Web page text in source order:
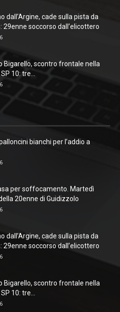
dall’Argine, cade sulla pista da
29enne soccorso dall’elicottero
Bigarello, scontro frontale nella
10: tre...
bianchi per l’addio a
per soffocamento. Martedì
20enne di Guidizzolo
dall’Argine, cade sulla pista da
29enne soccorso dall’elicottero
Bigarello, scontro frontale nella
10: tre...